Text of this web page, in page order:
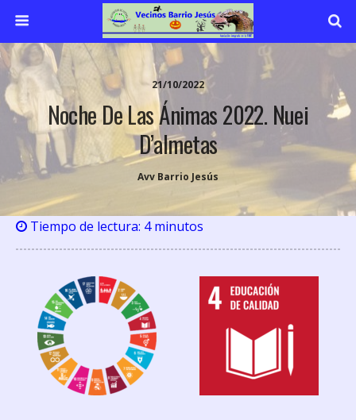
21/10/2022
Noche De Las Ánimas 2022. Nuei
D’almetas
Avv Barrio Jesús
Tiempo de lectura: 4 minutos